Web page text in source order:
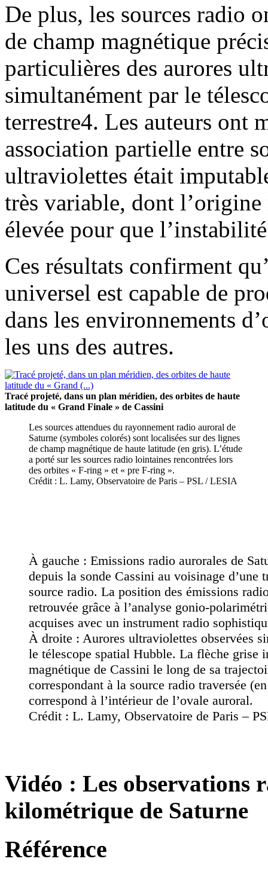
De plus, les sources radio
de champ magnétique
particulières des aurores
simultanément par le
terrestre4. Les auteurs ont
association partielle entre
ultraviolettes était
très variable, dont
élevée pour que
Ces résultats confirment
universel est capable de
dans les environnements
les uns des autres.
Tracé projeté, dans un plan méridien, des orbites de haute
latitude du « Grand Finale » de Cassini
Les sources attendues du rayonnement radio auroral de
Saturne (symboles colorés) sont localisées sur des lignes
de champ magnétique de haute latitude (en gris). L’étude
a porté sur les sources radio lointaines rencontrées lors
des orbites « F-ring » et « pre F-ring ».
Crédit : L. Lamy, Observatoire de Paris – PSL / LESIA
À gauche : Emissions radio aurorales de
depuis la sonde Cassini au voisinage d’une
source radio. La position des émissions
retrouvée grâce à l’analyse gonio-
acquises avec un instrument radio
À droite : Aurores ultraviolettes observées
le télescope spatial Hubble. La flèche grise
magnétique de Cassini le long de sa
correspondant à la source radio traversée
correspond à l’intérieur de l’ovale auroral.
Crédit : L. Lamy, Observatoire de Paris –
Vidéo : Les observations
kilométrique de Saturne
Référence